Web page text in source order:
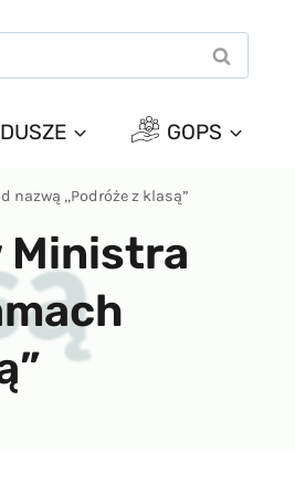
GOPS
„Podróże z klasą”
Ministra